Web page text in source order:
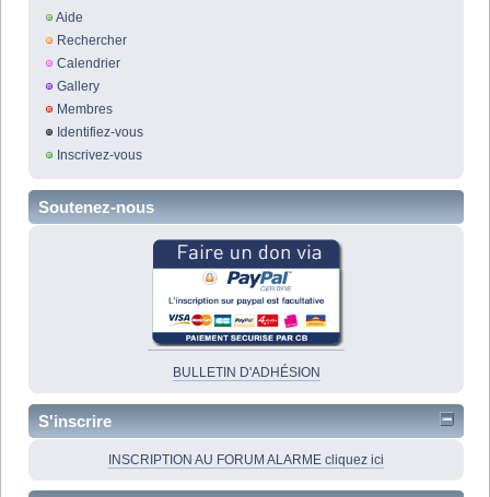
Aide
Rechercher
Calendrier
Gallery
Membres
Identifiez-vous
Inscrivez-vous
Soutenez-nous
BULLETIN D'ADHÉSION
S'inscrire
INSCRIPTION AU FORUM ALARME cliquez ici